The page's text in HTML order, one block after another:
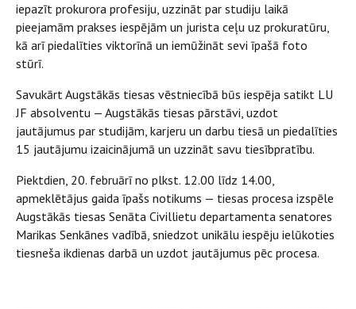
iepazīt prokurora profesiju, uzzināt par studiju laikā
pieejamām prakses iespējām un jurista ceļu uz prokuratūru,
kā arī piedalīties viktorīnā un iemūžināt sevi īpašā foto
stūrī.
Savukārt Augstākās tiesas vēstniecībā būs iespēja satikt LU
JF absolventu — Augstākās tiesas pārstāvi, uzdot
jautājumus par studijām, karjeru un darbu tiesā un piedalīties
15 jautājumu izaicinājumā un uzzināt savu tiesībpratību.
Piektdien, 20. februārī no plkst. 12.00 līdz 14.00,
apmeklētājus gaida īpašs notikums — tiesas procesa izspēle
Augstākās tiesas Senāta Civillietu departamenta senatores
Marikas Senkānes vadībā, sniedzot unikālu iespēju ielūkoties
tiesneša ikdienas darbā un uzdot jautājumus pēc procesa.